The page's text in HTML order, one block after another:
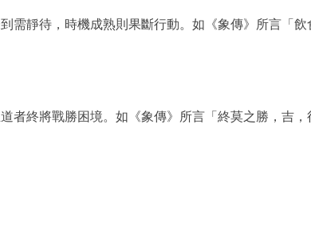
靜待，時機成熟則果斷行動。如《象傳》所言「飲
者終將戰勝困境。如《象傳》所言「終莫之勝，吉